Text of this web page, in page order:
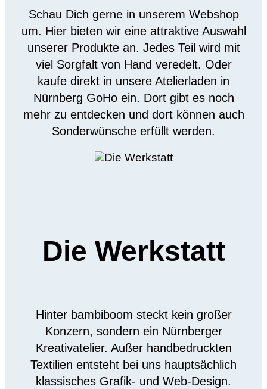
Schau Dich gerne in unserem Webshop
um. Hier bieten wir eine attraktive Auswahl
unserer Produkte an. Jedes Teil wird mit
viel Sorgfalt von Hand veredelt. Oder
kaufe direkt in unsere Atelierladen in
Nürnberg GoHo ein. Dort gibt es noch
mehr zu entdecken und dort können auch
Sonderwünsche erfüllt werden.
Die Werkstatt
Hinter bambiboom steckt kein großer
Konzern, sondern ein Nürnberger
Kreativatelier. Außer handbedruckten
Textilien entsteht bei uns hauptsächlich
klassisches Grafik- und Web-Design.